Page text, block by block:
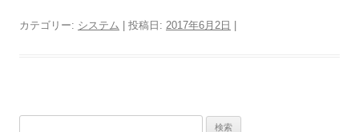
カテゴリー: システム | 投稿日: 2017年6月2日